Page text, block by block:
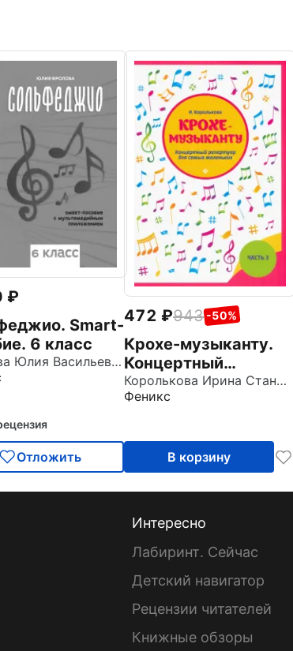
Smart-
6 класс
Фролова Юлия Васильевна
Отложить
472 943 -50%
Крохе-музыканту.
Концертный
репертуар. Часть III
Королькова Ирина Станиславовна
Феникс
В корзину
Интересно
Лабиринт. Сейчас
Детский навигатор
Рецензии читателей
Книжные обзоры